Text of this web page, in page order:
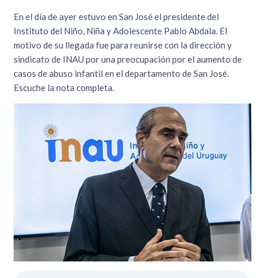
En el día de ayer estuvo en San José el presidente del
Instituto del Niño, Niña y Adolescente Pablo Abdala. El
motivo de su llegada fue para reunirse con la dirección y
sindicato de INAU por una preocupación por el aumento de
casos de abuso infantil en el departamento de San José.
Escuche la nota completa.